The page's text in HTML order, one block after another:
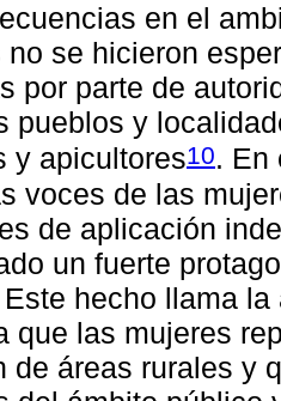
en el
no se hicieron
por parte de
pueblos y
y apicultores10. En
voces de las
de aplicación
un fuerte
Este hecho llama
que las mujeres
de áreas rurales y